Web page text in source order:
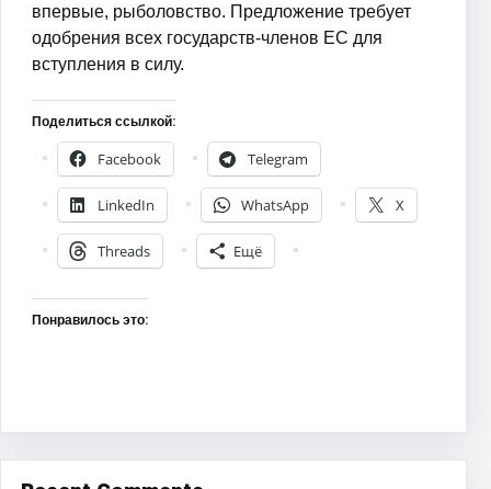
впервые, рыболовство. Предложение требует
одобрения всех государств-членов ЕС для
вступления в силу.
Поделиться ссылкой:
Facebook
Telegram
LinkedIn WhatsApp X
Threads Ещё
Понравилось это: